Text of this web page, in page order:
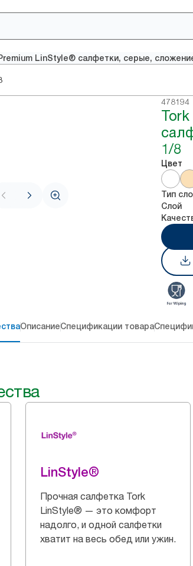
LinStyle® салфетки, серые,
478194
1/8
Цвет
Тип
Слой
ОписаниеСпецификации товара
LinStyle®
Прочная салфетка Tork
LinStyle® — это комфорт
надолго, и одной салфетки
хватит на весь обед или ужин.